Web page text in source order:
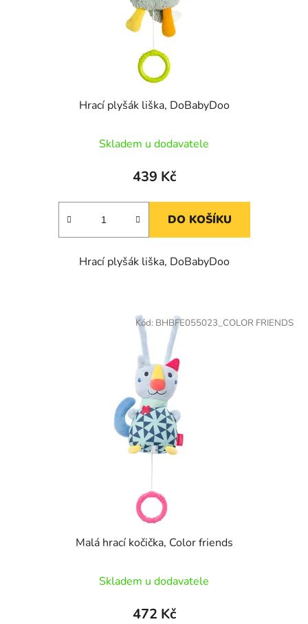
Hrací plyšák liška, DoBabyDoo
Skladem u dodavatele
439 Kč
DO KOŠÍKU
Hrací plyšák liška, DoBabyDoo
Malá hrací kočička, Color friends
Skladem u dodavatele
472 Kč
Kód: BHBFE055023_COLOR FRIENDS